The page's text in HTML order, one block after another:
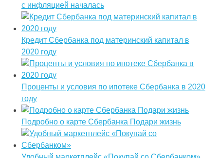
с инфляцией началась
Кредит Сбербанка под материнский капитал в
2020 году
Проценты и условия по ипотеке Сбербанка в 2020
году
Подробно о карте Сбербанка Подари жизнь